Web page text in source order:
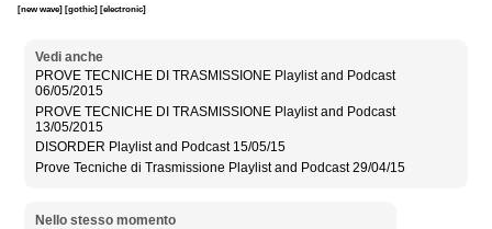
[new wave] [gothic] [electronic]
Vedi anche
PROVE TECNICHE DI TRASMISSIONE Playlist and Podcast
06/05/2015
PROVE TECNICHE DI TRASMISSIONE Playlist and Podcast
13/05/2015
DISORDER Playlist and Podcast 15/05/15
Prove Tecniche di Trasmissione Playlist and Podcast 29/04/15
Nello stesso momento